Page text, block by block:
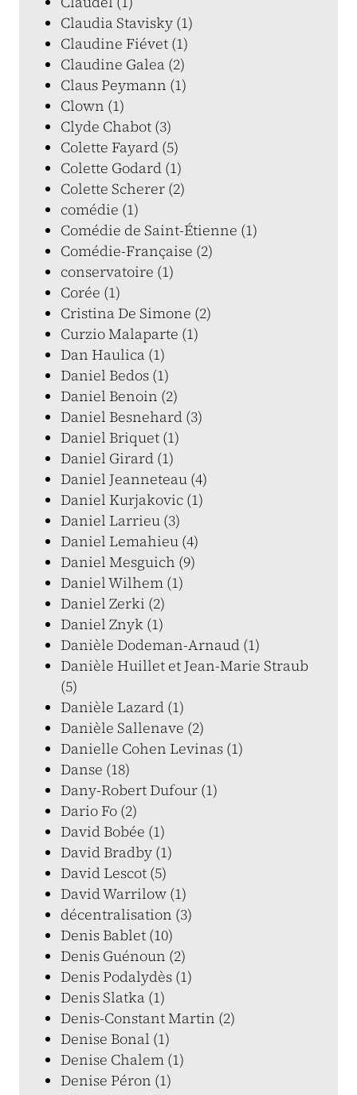
Claudia Stavisky (1)
Claudine Fiévet (1)
Claudine Galea (2)
Claus Peymann (1)
Clown (1)
Clyde Chabot (3)
Colette Fayard (5)
Colette Godard (1)
Colette Scherer (2)
comédie (1)
Comédie de Saint-Étienne (1)
Comédie-Française (2)
conservatoire (1)
Corée (1)
Cristina De Simone (2)
Curzio Malaparte (1)
Dan Haulica (1)
Daniel Bedos (1)
Daniel Benoin (2)
Daniel Besnehard (3)
Daniel Briquet (1)
Daniel Girard (1)
Daniel Jeanneteau (4)
Daniel Kurjakovic (1)
Daniel Larrieu (3)
Daniel Lemahieu (4)
Daniel Mesguich (9)
Daniel Wilhem (1)
Daniel Zerki (2)
Daniel Znyk (1)
Danièle Dodeman-Arnaud (1)
Danièle Huillet et Jean-Marie Straub
(5)
Danièle Lazard (1)
Danièle Sallenave (2)
Danielle Cohen Levinas (1)
Danse (18)
Dany-Robert Dufour (1)
Dario Fo (2)
David Bobée (1)
David Bradby (1)
David Lescot (5)
David Warrilow (1)
décentralisation (3)
Denis Bablet (10)
Denis Guénoun (2)
Denis Podalydès (1)
Denis Slatka (1)
Denis-Constant Martin (2)
Denise Bonal (1)
Denise Chalem (1)
Denise Péron (1)